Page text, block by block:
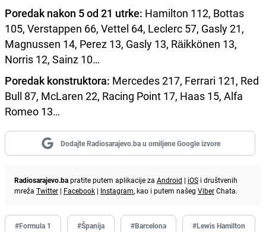
Poredak nakon 5 od 21 utrke: Hamilton 112, Bottas
105, Verstappen 66, Vettel 64, Leclerc 57, Gasly 21,
Magnussen 14, Perez 13, Gasly 13, Räikkönen 13,
Norris 12, Sainz 10…
Poredak konstruktora: Mercedes 217, Ferrari 121, Red
Bull 87, McLaren 22, Racing Point 17, Haas 15, Alfa
Romeo 13…
Dodajte Radiosarajevo.ba u omiljene Google izvore
Radiosarajevo.bapratite putem aplikacije za Android | iOS i društvenih
mreža Twitter | Facebook | Instagram, kao i putem našeg ViberChata.
#Formula 1 #Španija #Barcelona #Lewis Hamilton